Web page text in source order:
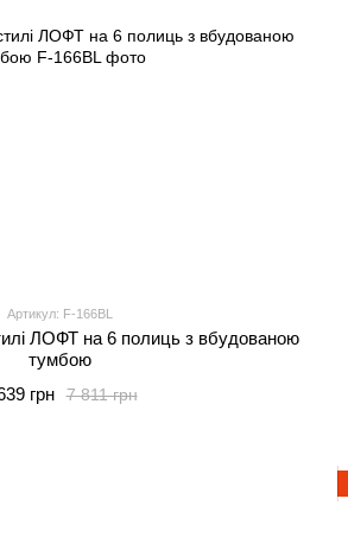
Артикул: F-166BL
ЛОФТ на 6 полиць з вбудованою
тумбою
7 811 грн
грн